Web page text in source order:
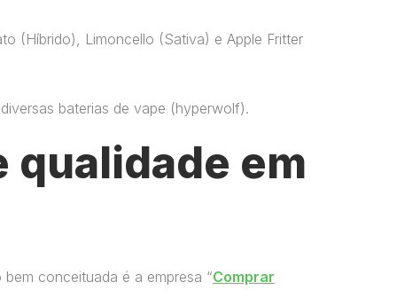
(Híbrido), Limoncello (Sativa) e Apple Fritter
baterias de vape​ (hyperwolf)​.
qualidade em
conceituada é a empresa “Comprar